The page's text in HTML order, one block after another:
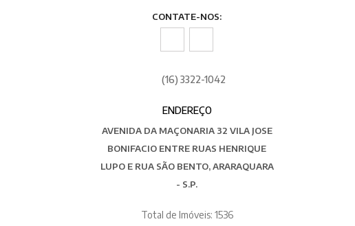
CONTATE-NOS:
(16) 3322-1042
ENDEREÇO
AVENIDA DA MAÇONARIA 32 VILA JOSE
BONIFACIO ENTRE RUAS HENRIQUE
LUPO E RUA SÃO BENTO, ARARAQUARA
- S.P.
Total de Imóveis: 1536